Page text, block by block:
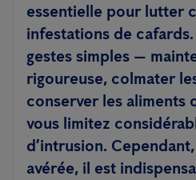
essentielle pour lutter
infestations de
gestes simples —
rigoureuse, colmater
conserver les
vous limitez
d’intrusion.
avérée, il est